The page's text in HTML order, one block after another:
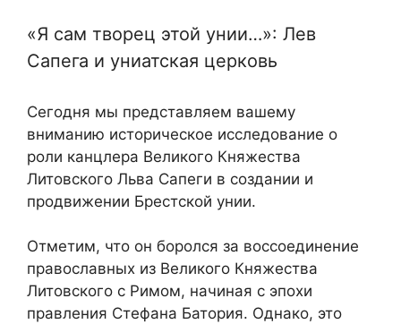
«Я сам творец этой унии…»: Лев
Сапега и униатская церковь
Сегодня мы представляем вашему
вниманию историческое исследование о
роли канцлера Великого Княжества
Литовского Льва Сапеги в создании и
продвижении Брестской унии.
Отметим, что он боролся за воссоединение
православных из Великого Княжества
Литовского с Римом, начиная с эпохи
правления Стефана Батория. Однако, это